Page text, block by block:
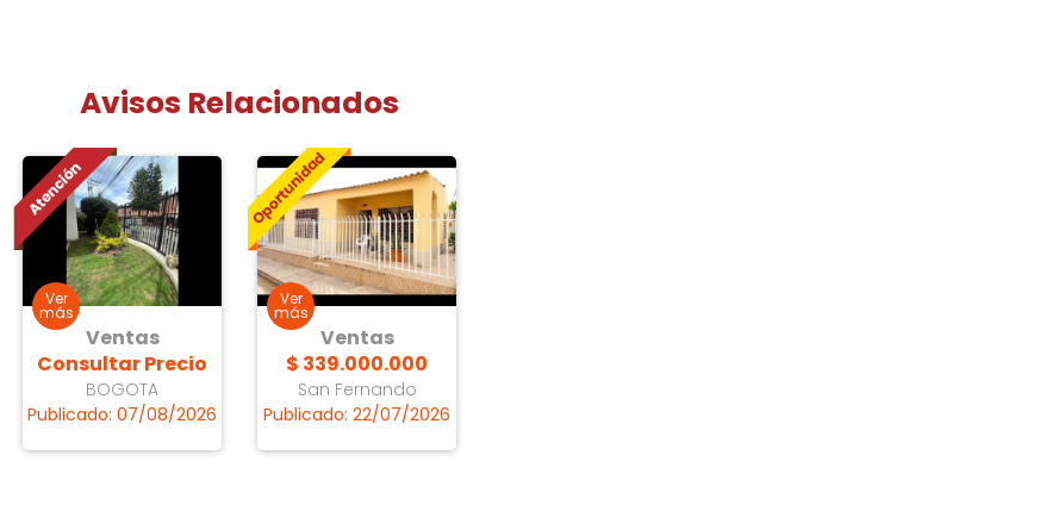
Avisos Relacionados
Ventas
Consultar Precio
BOGOTA
Publicado: 07/08/2026
Ventas
$ 339.000.000
San Fernando
Publicado: 22/07/2026